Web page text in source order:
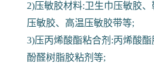
2)压敏胶材料:卫生巾压敏胶
压敏胶、高温压敏胶带等;
3)压丙烯酸酯粘合剂:丙烯酸酯
酚醛树脂胶粘剂等;